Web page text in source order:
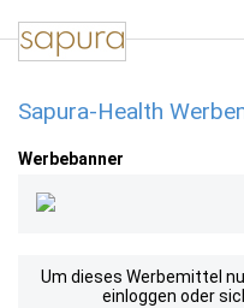
Sapura-Health
Werbebanner
Um dieses Werbemittel
einloggen oder